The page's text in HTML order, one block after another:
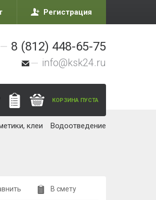
Регистрация
8 (812) 448-65-75
info@ksk24.ru
КОРЗИНА ПУСТА
клеи Водоотведение
В смету